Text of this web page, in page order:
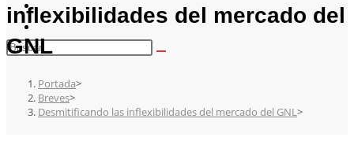
inflexibilidades del mercado del
GNL
Portada>
Breves>
Desmitificando las inflexibilidades del mercado del GNL >